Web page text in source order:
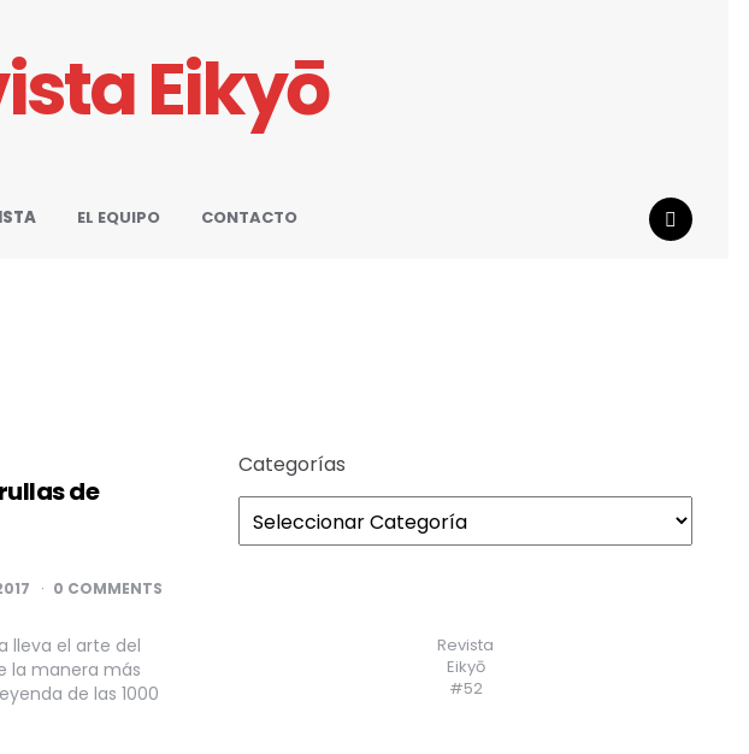
Eikyō
EL EQUIPO
CONTACTO
de
0 COMMENTS
lleva el arte del
la manera más
de las 1000
Categorías
Revista
Eikyō
#52